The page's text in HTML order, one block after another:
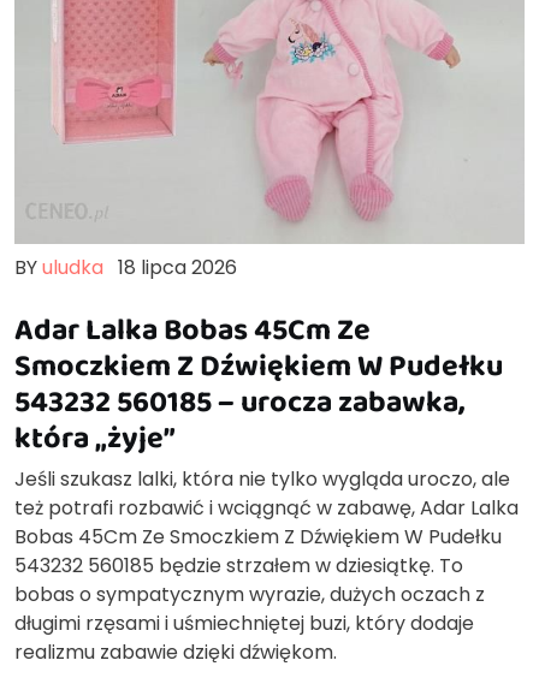
BYuludka 18 lipca 2026
Adar Lalka Bobas 45Cm Ze
Smoczkiem Z Dźwiękiem W Pudełku
543232 560185 – urocza zabawka,
która „żyje”
Jeśli szukasz lalki, która nie tylko wygląda uroczo, ale
też potrafi rozbawić i wciągnąć w zabawę, Adar Lalka
Bobas 45Cm Ze Smoczkiem Z Dźwiękiem W Pudełku
543232 560185 będzie strzałem w dziesiątkę. To
bobas o sympatycznym wyrazie, dużych oczach z
długimi rzęsami i uśmiechniętej buzi, który dodaje
realizmu zabawie dzięki dźwiękom.